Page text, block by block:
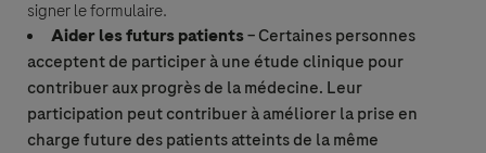
signer le formulaire.
Aider les futurs patients– Certaines personnes
acceptent de participer à une étude clinique pour
contribuer aux progrès de la médecine. Leur
participation peut contribuer à améliorer la prise en
charge future des patients atteints de la même
Qui êtes-vous ?